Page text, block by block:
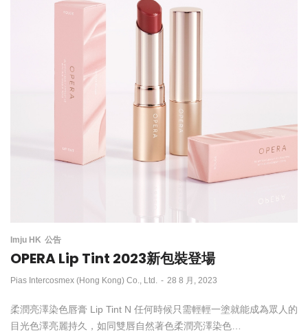
Imju HK 公告
OPERA Lip Tint 2023新包裝登場
by
Pias Intercosmex (Hong Kong) Co., Ltd. 28 8 月, 2023
柔潤亮澤染色唇膏 Lip Tint N 任何時候只需輕輕一塗就能成為眾人的
目光色澤亮麗持久，如同雙唇自然著色柔潤亮澤染色…